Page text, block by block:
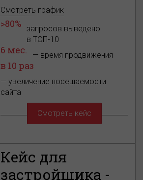
Смотреть график
>80%
запросов выведено
в ТОП-10
6 мес. — время продвижения
в 10 раз
— увеличение посещаемости
сайта
Смотреть кейс
Кейс для
застройщика -